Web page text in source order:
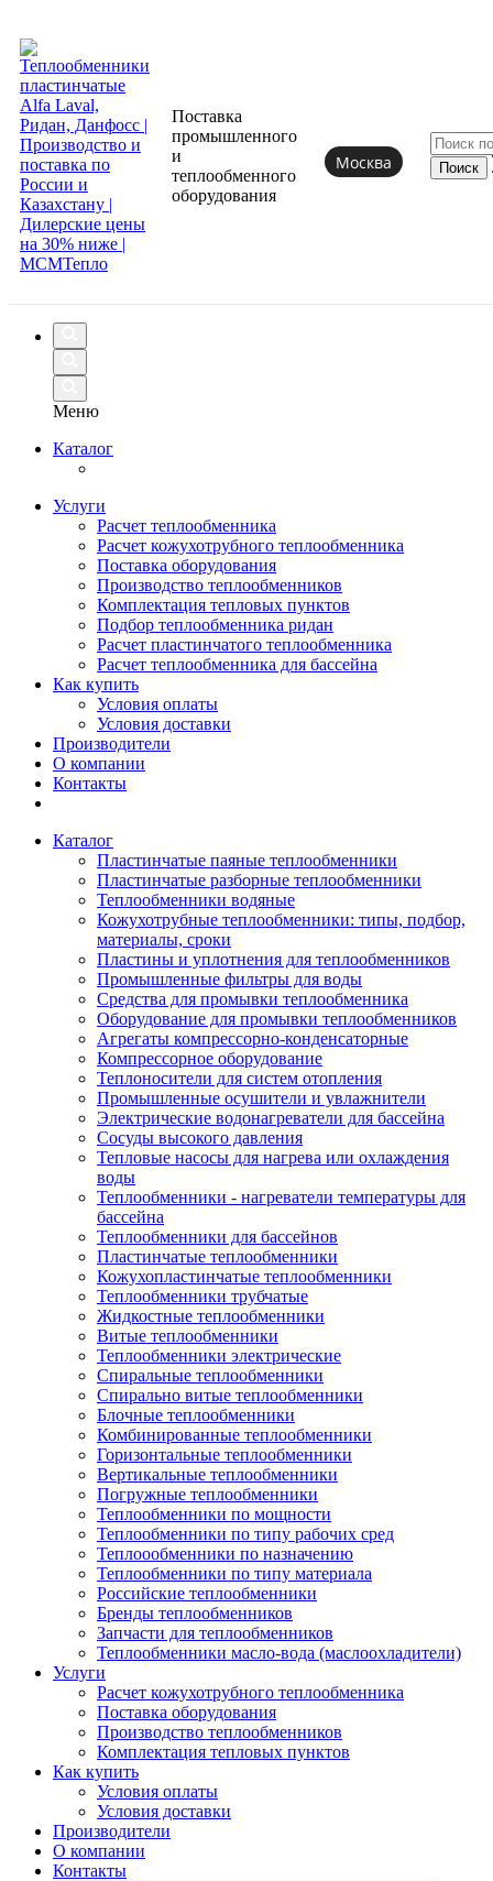
Поставка
промышленного
и
теплообменного
оборудования
Москва
Меню
Каталог
Услуги
Расчет теплообменника
Расчет кожухотрубного теплообменника
Поставка оборудования
Производство теплообменников
Комплектация тепловых пунктов
Подбор теплообменника ридан
Расчет пластинчатого теплообменника
Расчет теплообменника для бассейна
Как купить
Условия оплаты
Условия доставки
Производители
О компании
Контакты
Каталог
Пластинчатые паяные теплообменники
Пластинчатые разборные теплообменники
Теплообменники водяные
Кожухотрубные теплообменники: типы, подбор,
материалы, сроки
Пластины и уплотнения для теплообменников
Промышленные фильтры для воды
Средства для промывки теплообменника
Оборудование для промывки теплообменников
Агрегаты компрессорно-конденсаторные
Компрессорное оборудование
Теплоносители для систем отопления
Промышленные осушители и увлажнители
Электрические водонагреватели для бассейна
Сосуды высокого давления
Тепловые насосы для нагрева или охлаждения
воды
Теплообменники - нагреватели температуры для
бассейна
Теплообменники для бассейнов
Пластинчатые теплообменники
Кожухопластинчатые теплообменники
Теплообменники трубчатые
Жидкостные теплообменники
Витые теплообменники
Теплообменники электрические
Спиральные теплообменники
Спирально витые теплообменники
Блочные теплообменники
Комбинированные теплообменники
Горизонтальные теплообменники
Вертикальные теплообменники
Погружные теплообменники
Теплообменники по мощности
Теплообменники по типу рабочих сред
Теплоообменники по назначению
Теплообменники по типу материала
Российские теплообменники
Бренды теплообменников
Запчасти для теплообменников
Теплообменники масло-вода (маслоохладители)
Услуги
Расчет кожухотрубного теплообменника
Поставка оборудования
Производство теплообменников
Комплектация тепловых пунктов
Как купить
Условия оплаты
Условия доставки
Производители
О компании
Контакты